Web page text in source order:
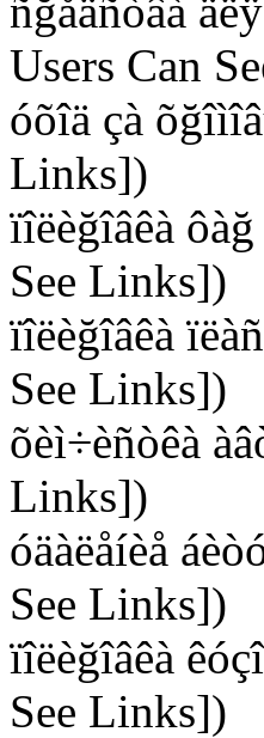
ñğåäñòâà
Users Can
óõîä çà
Links])
ïîëèğîâêà
See Links])
ïîëèğîâêà
See Links])
õèì÷èñòêà
Links])
óäàëåíèå
See Links])
ïîëèğîâêà
See Links])